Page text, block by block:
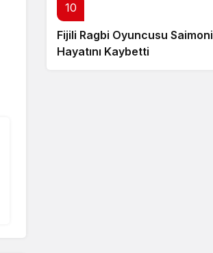
10
Fijili Ragbi Oyuncusu
Hayatını Kaybetti